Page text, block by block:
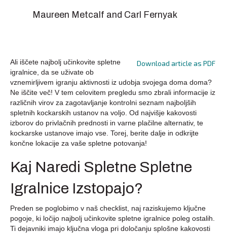
Maureen Metcalf and Carl Fernyak
Download article as PDF
Ali iščete najbolj učinkovite spletne
igralnice, da se uživate ob
vznemirljivem igranju aktivnosti iz udobja svojega doma doma?
Ne iščite več! V tem celovitem pregledu smo zbrali informacije iz
različnih virov za zagotavljanje kontrolni seznam najboljših
spletnih kockarskih ustanov na voljo. Od najvišje kakovosti
izborov do privlačnih prednosti in varne plačilne alternativ, te
kockarske ustanove imajo vse. Torej, berite dalje in odkrijte
končne lokacije za vaše spletne potovanja!
Kaj Naredi Spletne Spletne
Igralnice Izstopajo?
Preden se poglobimo v naš checklist, naj raziskujemo ključne
pogoje, ki ločijo najbolj učinkovite spletne igralnice poleg ostalih.
Ti dejavniki imajo ključna vloga pri določanju splošne kakovosti